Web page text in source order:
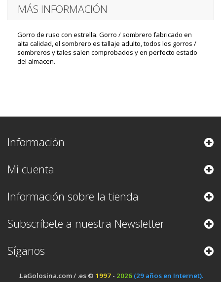
MÁS INFORMACIÓN
Gorro de ruso con estrella. Gorro / sombrero fabricado en
alta calidad, el sombrero es tallaje adulto, todos los gorros /
sombreros y tales salen comprobados y en perfecto estado
del almacen.
Información
Mi cuenta
Información sobre la tienda
Subscríbete a nuestra Newsletter
Síganos
.LaGolosina.com / .es © 1997- 2026 (29 años en Internet).